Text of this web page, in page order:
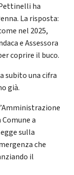
ha
La risposta:
nel 2025,
e Assessora
coprire il buco.
subito una cifra
già.
a
sulla
che
il